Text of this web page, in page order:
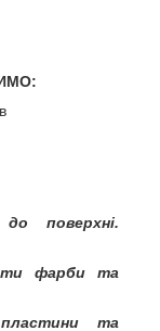
поверхні.
фарби та
та